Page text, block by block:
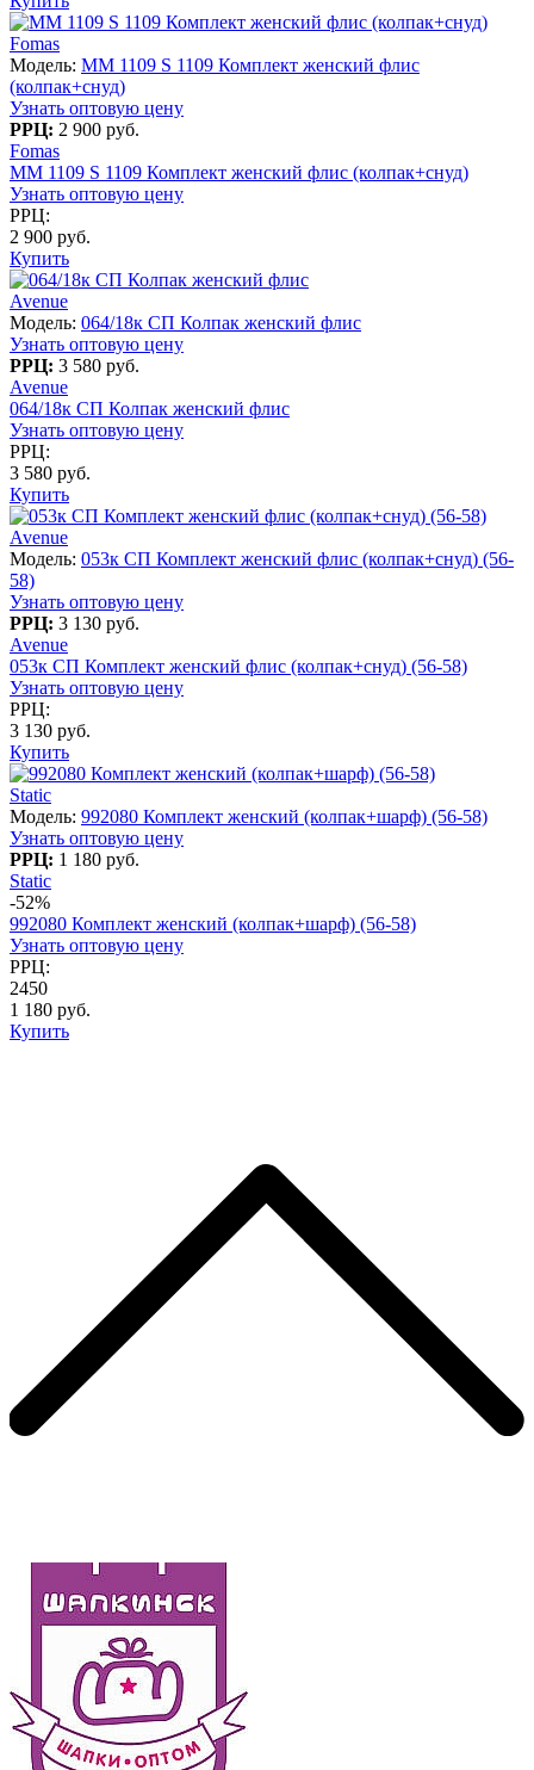
Fomas
Модель: MM 1109 S 1109 Комплект женский флис
(колпак+снуд)
Узнать оптовую цену
РРЦ: 2 900 руб.
Fomas
MM 1109 S 1109 Комплект женский флис (колпак+снуд)
Узнать оптовую цену
РРЦ:
2 900 руб.
Купить
Avenue
Модель: 064/18к СП Колпак женский флис
Узнать оптовую цену
РРЦ: 3 580 руб.
Avenue
064/18к СП Колпак женский флис
Узнать оптовую цену
РРЦ:
3 580 руб.
Купить
Avenue
Модель: 053к СП Комплект женский флис (колпак+снуд) (56-
58)
Узнать оптовую цену
РРЦ: 3 130 руб.
Avenue
053к СП Комплект женский флис (колпак+снуд) (56-58)
Узнать оптовую цену
РРЦ:
3 130 руб.
Купить
Static
Модель: 992080 Комплект женский (колпак+шарф) (56-58)
Узнать оптовую цену
РРЦ: 1 180 руб.
Static
-52%
992080 Комплект женский (колпак+шарф) (56-58)
Узнать оптовую цену
РРЦ:
2450
1 180 руб.
Купить